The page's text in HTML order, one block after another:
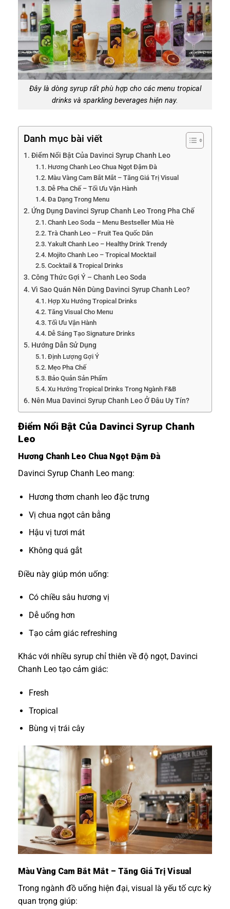
Đây là dòng syrup rất phù hợp cho các menu tropical
drinks và sparkling beverages hiện nay.
Danh mục bài viết
Điểm Nổi Bật Của Davinci Syrup Chanh Leo
Hương Chanh Leo Chua Ngọt Đậm Đà
Màu Vàng Cam Bắt Mắt – Tăng Giá Trị Visual
Dễ Pha Chế – Tối Ưu Vận Hành
Đa Dạng Trong Menu
Ứng Dụng Davinci Syrup Chanh Leo Trong Pha Chế
Chanh Leo Soda – Menu Bestseller Mùa Hè
Trà Chanh Leo – Fruit Tea Quốc Dân
Yakult Chanh Leo – Healthy Drink Trendy
Mojito Chanh Leo – Tropical Mocktail
Cocktail & Tropical Drinks
Công Thức Gợi Ý – Chanh Leo Soda
Vì Sao Quán Nên Dùng Davinci Syrup Chanh Leo?
Hợp Xu Hướng Tropical Drinks
Tăng Visual Cho Menu
Tối Ưu Vận Hành
Dễ Sáng Tạo Signature Drinks
Hướng Dẫn Sử Dụng
Định Lượng Gợi Ý
Mẹo Pha Chế
Bảo Quản Sản Phẩm
Xu Hướng Tropical Drinks Trong Ngành F&B
Nên Mua Davinci Syrup Chanh Leo Ở Đâu Uy Tín?
Điểm Nổi Bật Của Davinci Syrup Chanh
Leo
Hương Chanh Leo Chua Ngọt Đậm Đà
Davinci Syrup Chanh Leo mang:
Hương thơm chanh leo đặc trưng
Vị chua ngọt cân bằng
Hậu vị tươi mát
Không quá gắt
Điều này giúp món uống:
Có chiều sâu hương vị
Dễ uống hơn
Tạo cảm giác refreshing
Khác với nhiều syrup chỉ thiên về độ ngọt, Davinci
Chanh Leo tạo cảm giác:
Fresh
Tropical
Bùng vị trái cây
Màu Vàng Cam Bắt Mắt – Tăng Giá Trị Visual
Trong ngành đồ uống hiện đại, visual là yếu tố cực kỳ
quan trọng giúp: